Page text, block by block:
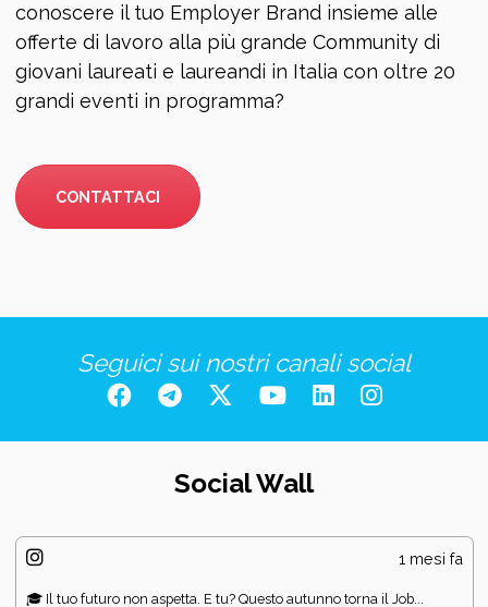
conoscere il tuo Employer Brand insieme alle
offerte di lavoro alla più grande Community di
giovani laureati e laureandi in Italia con oltre 20
grandi eventi in programma?
CONTATTACI
Seguici sui nostri canali social
Social Wall
1 mesi fa
🎓 Il tuo futuro non aspetta. E tu? Questo autunno torna il Job...